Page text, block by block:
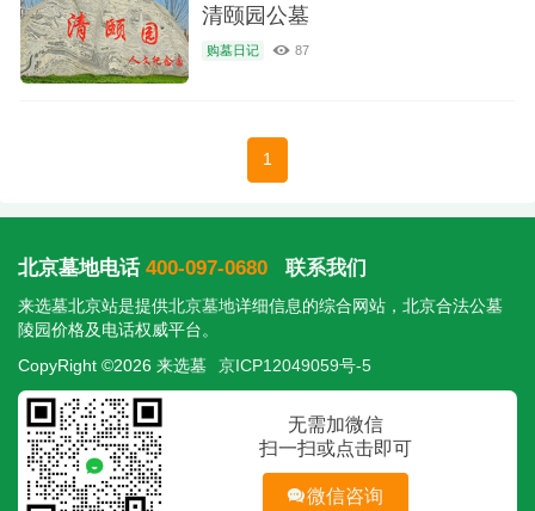
清颐园公墓
购墓日记 87
1
北京墓地电话 400-097-0680 联系我们
来选墓北京站是提供北京墓地详细信息的综合网站，北京合法公墓
陵园价格及电话权威平台。
CopyRight ©2026 来选墓
京ICP12049059号-5
无需加微信
扫一扫或点击即可
微信咨询